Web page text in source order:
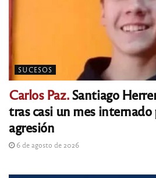
SUCESOS
Carlos Paz.Santiago
tras casi un mes
agresión
6 de agosto de 2026